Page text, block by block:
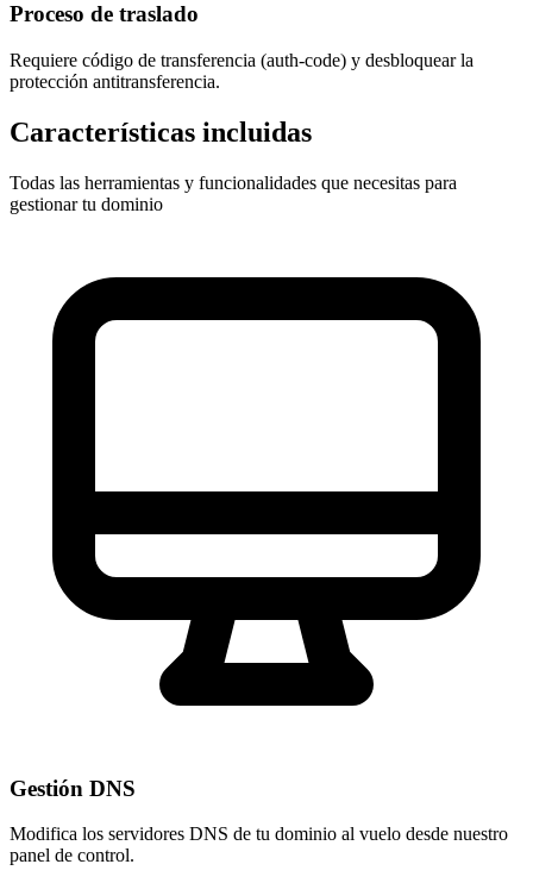
Proceso de traslado
Requiere código de transferencia (auth-code) y desbloquear la
protección antitransferencia.
Características incluidas
Todas las herramientas y funcionalidades que necesitas para
gestionar tu dominio
Gestión DNS
Modifica los servidores DNS de tu dominio al vuelo desde nuestro
panel de control.